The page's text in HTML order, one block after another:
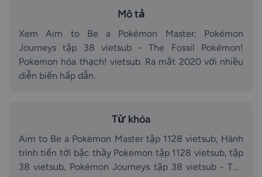
Mô tả
Xem Aim to Be a Pokémon Master: Pokémon
Journeys tập 38 vietsub - The Fossil Pokémon!
Pokemon hóa thạch! vietsub. Ra mắt 2020 với nhiều
diễn biến hấp dẫn.
Từ khóa
Aim to Be a Pokémon Master tập 1128 vietsub, Hành
trình tiến tới bậc thầy Pokemon tập 1128 vietsub, tập
38 vietsub, Pokémon Journeys tập 38 vietsub - The